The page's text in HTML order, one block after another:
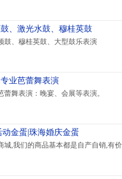
、激光水鼓、穆桂英鼓
鼓、穆桂英鼓、大型鼓乐表演
业芭蕾舞表演
舞表演：晚宴、会展等表演。
金蛋|珠海婚庆金蛋
城,我们的商品基本都是自产自销,有